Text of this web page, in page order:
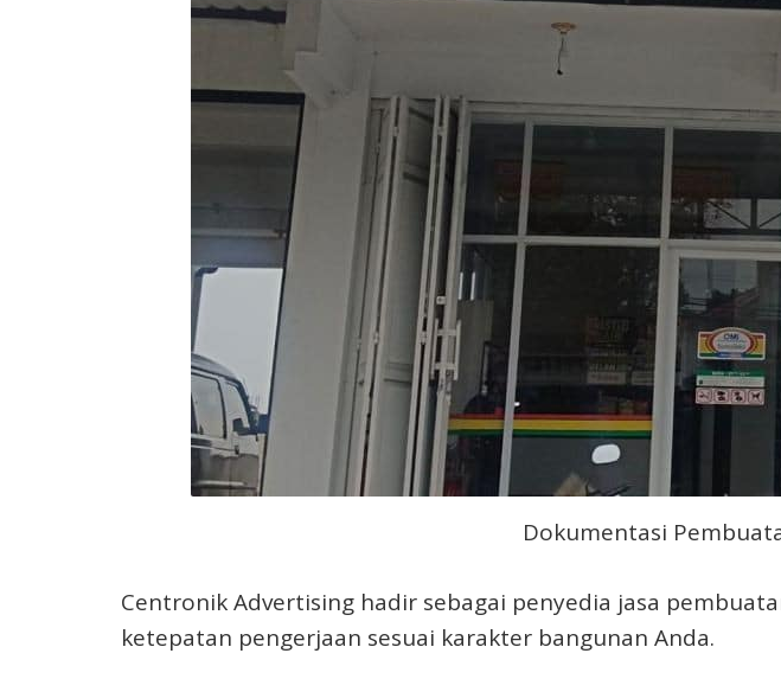
Dokumentasi
Centronik Advertising hadir sebagai penyedia jasa
ketepatan pengerjaan sesuai karakter bangunan Anda.